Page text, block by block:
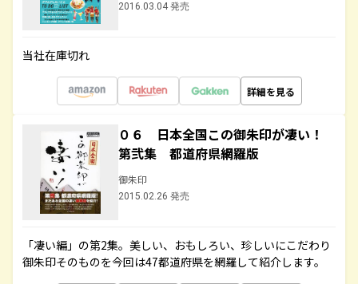
2016.03.04 発売
当社在庫切れ
詳細を見る
０６ 日本全国この御朱印が凄い！
第弐集 都道府県網羅版
御朱印
2015.02.26 発売
「凄い編」の第2集。美しい、おもしろい、珍しいにこだわり
御朱印そのものを今回は47都道府県を網羅して紹介します。